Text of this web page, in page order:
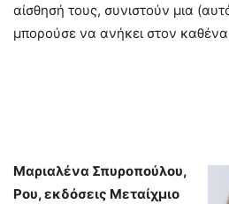
αίσθησή τους, συνιστούν μια
μπορούσε να ανήκει στον
Μαριαλένα Σπυροπούλου,
Ρου, εκδόσεις Μεταίχμιο